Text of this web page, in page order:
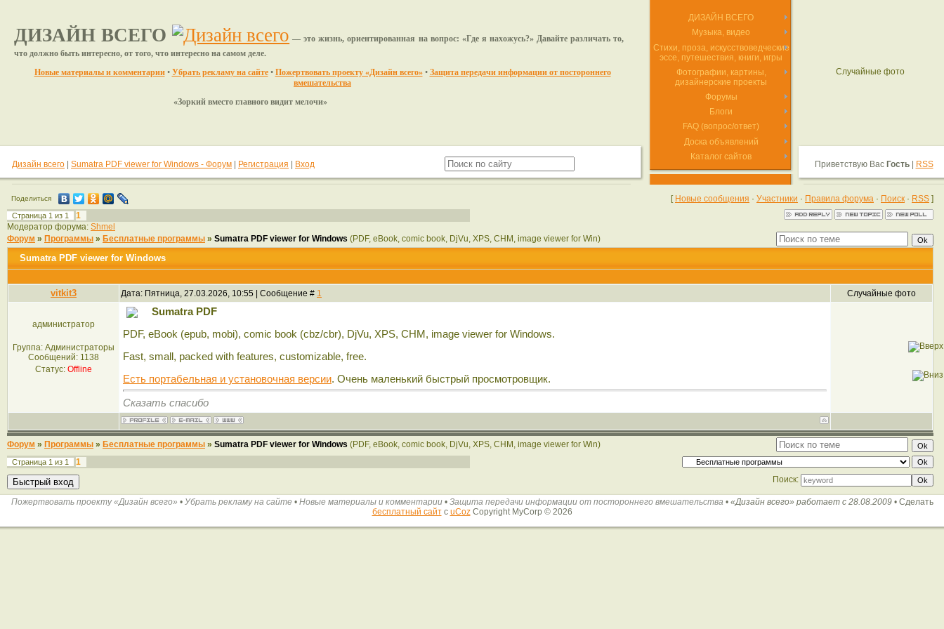
ДИЗАЙН ВСЕГО
— это жизнь, ориентированная на вопрос: «Где я нахожусь?» Давайте различать то,
что должно быть интересно, от того, что интересно на самом деле.
Новые материалы и комментарии• Убрать рекламу на сайте• Пожертвовать проекту «Дизайн всего»• Защита передачи информации от постороннего
вмешательства
«Зоркий вместо главного видит мелочи»
Дизайн всего Sumatra PDF viewer for Windows - Форум Регистрация Вход
ДИЗАЙН ВСЕГО
Музыка, видео
Стихи, проза, искусствоведческие
эссе, путешествия, книги, игры
Фотографии, картины,
дизайнерские проекты
Форумы
Блоги
FAQ (вопрос/ответ)
Доска объявлений
Каталог сайтов
Случайные фото
Приветствую Вас Гость| RSS
Поделиться [ Новые сообщения · Участники · Правила форума · Поиск · RSS ]
Страница 1 из 1
1
Модератор форума: Shmel
Форум » Программы » Бесплатные программы » Sumatra PDF viewer for Windows (PDF, eBook, comic book, DjVu, XPS, CHM, image viewer for Win)
Sumatra PDF viewer for Windows
vitkit3 Дата: Пятница, 27.03.2026, 10:55 | Сообщение # 1 Случайные фото
администратор
Группа: Администраторы
Сообщений: 1138
Статус: Offline
Sumatra PDF
PDF, eBook (epub, mobi), comic book (cbz/cbr), DjVu, XPS, CHM, image viewer for Windows.
Fast, small, packed with features, customizable, free.
Есть портабельная и установочная версии. Очень маленький быстрый просмотровщик.
Сказать спасибо
Форум » Программы » Бесплатные программы » Sumatra PDF viewer for Windows (PDF, eBook, comic book, DjVu, XPS, CHM, image viewer for Win)
Страница 1 из 1
1
Поиск:
Пожертвовать проекту «Дизайн всего» • Убрать рекламу на сайте• Новые материалы и комментарии• Защита передачи информации от постороннего вмешательства • «Дизайн всего» работает с 28.08.2009• Сделать
бесплатный сайтс uCozCopyright MyCorp © 2026